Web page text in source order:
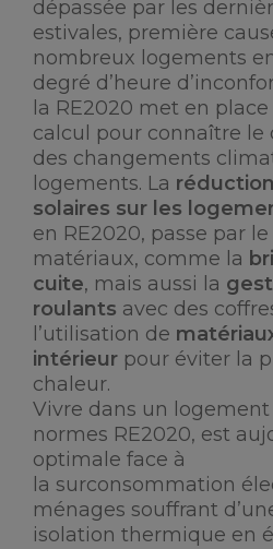
dépassée par les
estivales, première
nombreux logements
degré d’heure
la RE2020 met en
calcul pour connaître le
des changements
logements. La
solaires sur les
en RE2020, passe par
matériaux, comme la
cuite, mais aussi la
roulants avec des
l’utilisation de
intérieur pour éviter la
chaleur.
Vivre dans un
normes RE2020, est
optimale face à
la surconsommation
ménages souffrant
isolation thermique en